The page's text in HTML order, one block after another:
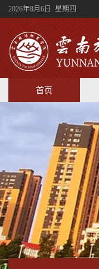
2026年8月6日 星期四
首页